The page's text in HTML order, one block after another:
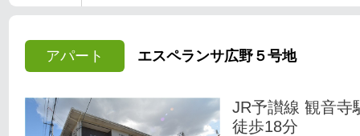
アパート エスペランサ広野５号地
JR予讃線 観音寺
徒歩18分